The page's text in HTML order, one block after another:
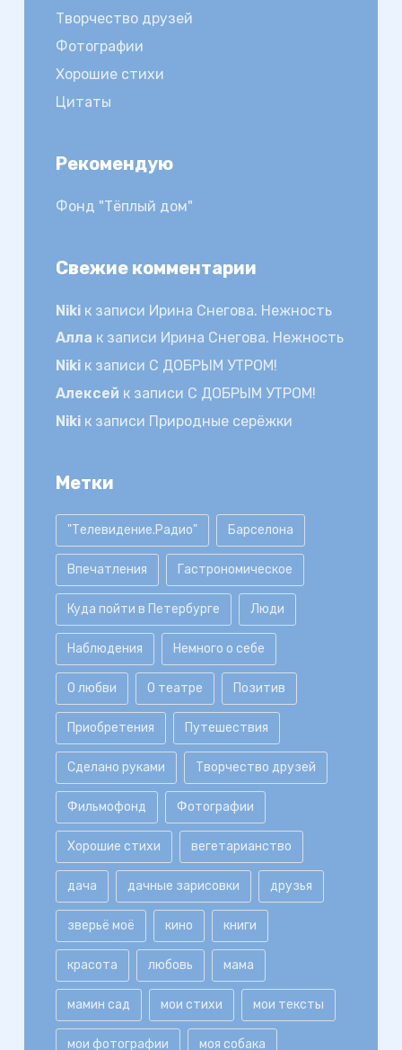
Творчество друзей
Фотографии
Хорошие стихи
Цитаты
Рекомендую
Фонд "Тёплый дом"
Свежие комментарии
Nikiк записи Ирина Снегова. Нежность
Алла к записи Ирина Снегова. Нежность
Nikiк записи С ДОБРЫМ УТРОМ!
Алексей к записи С ДОБРЫМ УТРОМ!
Nikiк записи Природные серёжки
Метки
"Телевидение.Радио" Барселона
Впечатления Гастрономическое
Куда пойти в Петербурге Люди
Наблюдения Немного о себе
О любви О театре Позитив
Приобретения Путешествия
Сделано руками Творчество друзей
Фильмофонд Фотографии
Хорошие стихи вегетарианство
дача дачные зарисовки друзья
зверьё моё кино книги
красота любовь мама
мамин сад мои стихи мои тексты
мои фотографии моя собака